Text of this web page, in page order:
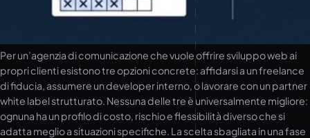
Per un’agenzia di comunicazione che vuole offrire sviluppo web ai
propri clienti esistono tre opzioni concrete: affidarsi a un freelance
di fiducia, assumere un developer interno, o lavorare con un partner
white label strutturato. Nessuna delle tre è universalmente migliore:
ognuna ha un profilo di costo, rischio e flessibilità diverso che si
adatta meglio a situazioni specifiche. La scelta sbagliata in una fase